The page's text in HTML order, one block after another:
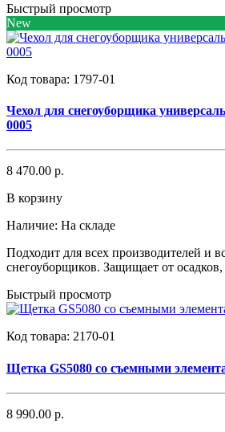
Быстрый просмотр
New
Код товара: 1797-01
Чехол для снегоуборщика
0005
8 470.00 р.
В корзину
Наличие: На складе
Подходит для всех производителей и
снегоуборщиков. Защищает от
Быстрый просмотр
Код товара: 2170-01
Щетка GS5080 со съемными
8 990.00 р.